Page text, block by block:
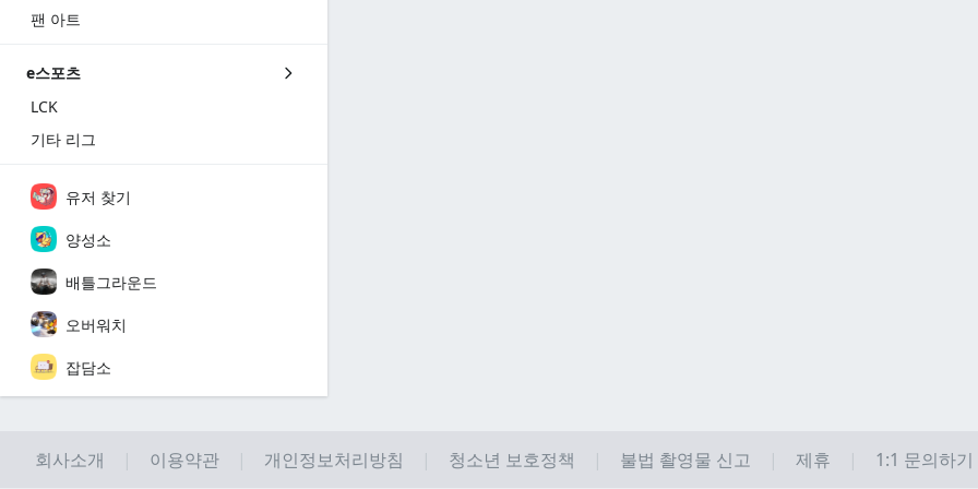
팬 아트
e스포츠
LCK
기타 리그
유저 찾기
양성소
배틀그라운드
오버워치
잡담소
회사소개 이용약관 개인정보처리방침 청소년 보호정책 불법 촬영물 신고 제휴 1:1 문의하기